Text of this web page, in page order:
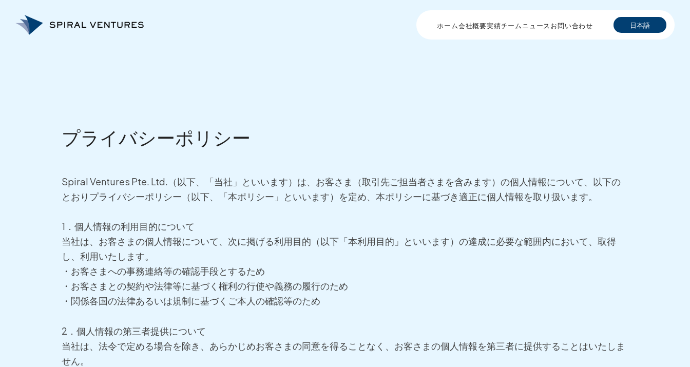
ホーム会社概要実績チーム ニュース お問い合わせ 日本語
プライバシーポリシー
Spiral Ventures Pte. Ltd.（以下、「当社」といいます）は、お客さま（取引先ご担当者さまを含みます）の個人情報について、以下の
とおりプライバシーポリシー（以下、「本ポリシー」といいます）を定め、本ポリシーに基づき適正に個人情報を取り扱います。
1．個人情報の利用目的について
当社は、お客さまの個人情報について、次に掲げる利用目的（以下「本利用目的」といいます）の達成に必要な範囲内において、取得
し、利用いたします。
・お客さまへの事務連絡等の確認手段とするため
・お客さまとの契約や法律等に基づく権利の行使や義務の履行のため
・関係各国の法律あるいは規制に基づくご本人の確認等のため
2．個人情報の第三者提供について
当社は、法令で定める場合を除き、あらかじめお客さまの同意を得ることなく、お客さまの個人情報を第三者に提供することはいたしま
せん。